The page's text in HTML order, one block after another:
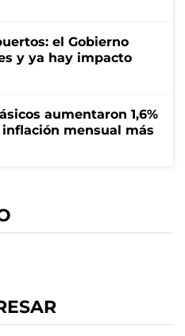
el Gobierno
y ya hay impacto
aumentaron 1,6%
mensual más